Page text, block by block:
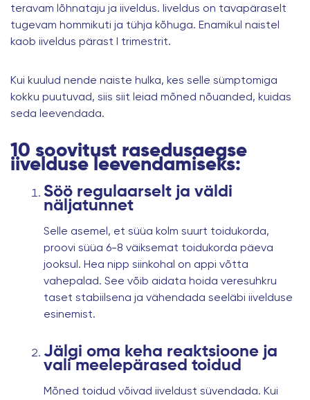
teravam lõhnataju ja iiveldus. Iiveldus on tavapäraselt
tugevam hommikuti ja tühja kõhuga. Enamikul naistel
kaob iiveldus pärast I trimestrit.
Kui kuulud nende naiste hulka, kes selle sümptomiga
kokku puutuvad, siis siit leiad mõned nõuanded, kuidas
seda leevendada.
10 soovitust rasedusaegse
iivelduse leevendamiseks:
Söö regulaarselt ja väldi
näljatunnet
Selle asemel, et süüa kolm suurt toidukorda,
proovi süüa 6-8 väiksemat toidukorda päeva
jooksul. Hea nipp siinkohal on appi võtta
vahepalad. See võib aidata hoida veresuhkru
taset stabiilsena ja vähendada seeläbi iivelduse
esinemist.
Jälgi oma keha reaktsioone ja
vali meelepärased toidud
Mõned toidud võivad iiveldust süvendada. Kui